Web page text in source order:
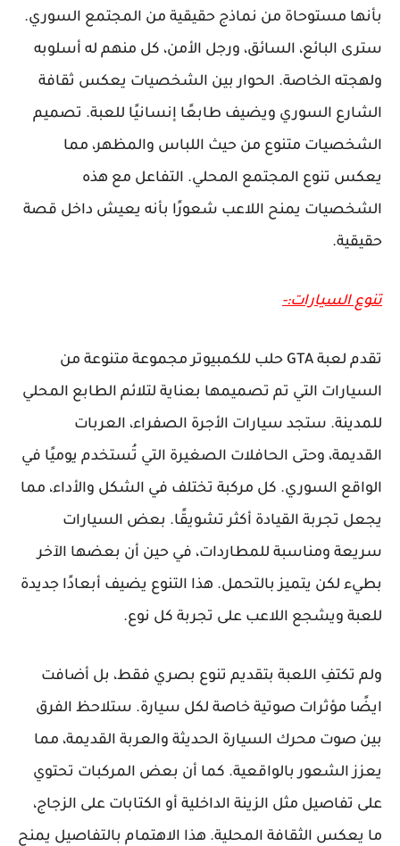
بأنها مستوحاة من نماذج حقيقية من المجتمع السوري.
سترى البائع، السائق، ورجل الأمن، كل منهم له أسلوبه
ولهجته الخاصة. الحوار بين الشخصيات يعكس ثقافة
الشارع السوري ويضيف طابعًا إنسانيًا للعبة. تصميم
الشخصيات متنوع من حيث اللباس والمظهر، مما
يعكس تنوع المجتمع المحلي. التفاعل مع هذه
الشخصيات يمنح اللاعب شعورًا بأنه يعيش داخل قصة
حقيقية.
تنوع السيارات:-
تقدم لعبة GTA حلب للكمبيوتر مجموعة متنوعة من
السيارات التي تم تصميمها بعناية لتلائم الطابع المحلي
للمدينة. ستجد سيارات الأجرة الصفراء، العربات
القديمة، وحتى الحافلات الصغيرة التي تُستخدم يوميًا في
الواقع السوري. كل مركبة تختلف في الشكل والأداء، مما
يجعل تجربة القيادة أكثر تشويقًا. بعض السيارات
سريعة ومناسبة للمطاردات، في حين أن بعضها الآخر
بطيء لكن يتميز بالتحمل. هذا التنوع يضيف أبعادًا جديدة
للعبة ويشجع اللاعب على تجربة كل نوع.
ولم تكتفِ اللعبة بتقديم تنوع بصري فقط، بل أضافت
ايضًا مؤثرات صوتية خاصة لكل سيارة. ستلاحظ الفرق
بين صوت محرك السيارة الحديثة والعربة القديمة، مما
يعزز الشعور بالواقعية. كما أن بعض المركبات تحتوي
على تفاصيل مثل الزينة الداخلية أو الكتابات على الزجاج،
ما يعكس الثقافة المحلية. هذا الاهتمام بالتفاصيل يمنح